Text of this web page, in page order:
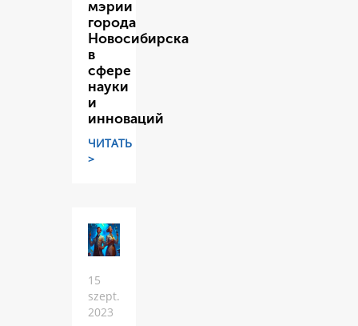
мэрии
города
Новосибирска
в
сфере
науки
и
инноваций
ЧИТАТЬ
>
15
szept.
2023